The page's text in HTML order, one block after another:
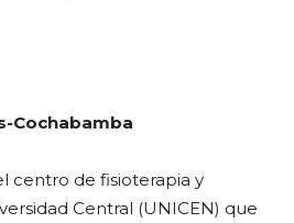
Cochabamba
centro de fisioterapia y
Central (UNICEN) que